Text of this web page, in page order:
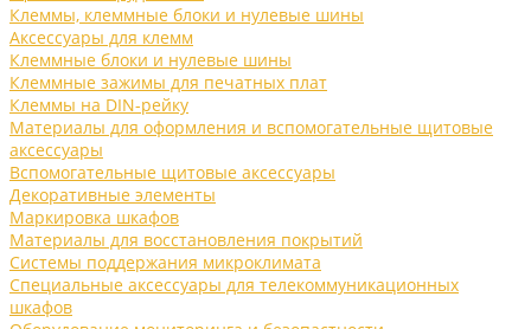
Клеммы, клеммные блоки и нулевые шины
Аксессуары для клемм
Клеммные блоки и нулевые шины
Клеммные зажимы для печатных плат
Клеммы на DIN-рейку
Материалы для оформления и вспомогательные щитовые
аксессуары
Вспомогательные щитовые аксессуары
Декоративные элементы
Маркировка шкафов
Материалы для восстановления покрытий
Системы поддержания микроклимата
Специальные аксессуары для телекоммуникационных
шкафов